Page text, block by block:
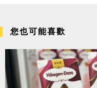
您也可能喜歡